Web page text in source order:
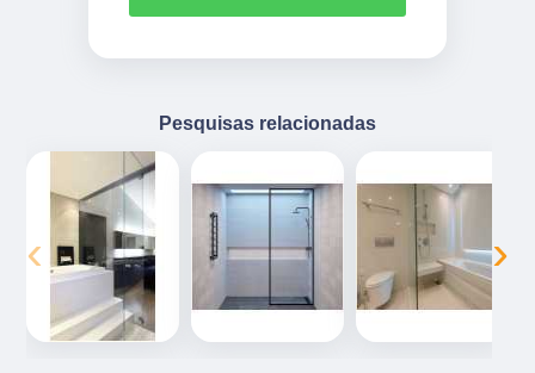
Pesquisas relacionadas
‹ ›